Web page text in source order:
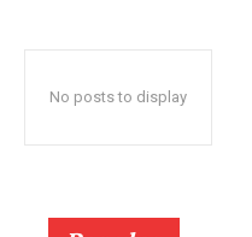
No posts to display